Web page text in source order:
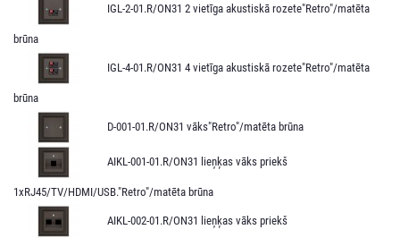
IGL-2-01.R/ON31 2 vietīga akustiskā rozete"Retro"/matēta
brūna
IGL-4-01.R/ON31 4 vietīga akustiskā rozete"Retro"/matēta
brūna
D-001-01.R/ON31 vāks"Retro"/matēta brūna
AIKL-001-01.R/ON31 lieņķas vāks priekš
1xRJ45/TV/HDMI/USB."Retro"/matēta brūna
AIKL-002-01.R/ON31 lieņķas vāks priekš